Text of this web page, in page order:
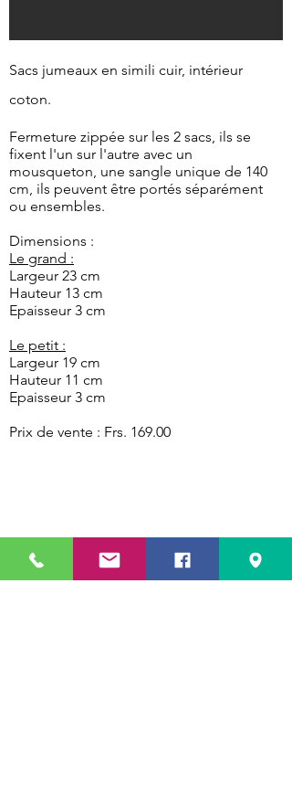
Sacs jumeaux en simili cuir, intérieur
coton.
Fermeture zippée sur les 2 sacs, ils se
fixent l'un sur l'autre avec un
mousqueton, une sangle unique de 140
cm, ils peuvent être portés séparément
ou ensembles.
Dimensions :
Le grand :
Largeur 23 cm
Hauteur 13 cm
Epaisseur 3 cm
Le petit :
Largeur 19 cm
Hauteur 11 cm
Epaisseur 3 cm
Prix de vente : Frs. 169.00